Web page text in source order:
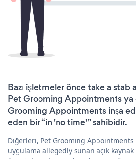
Bazı işletmeler önce take a stab
Pet Grooming Appointments ya
Grooming Appointments inşa
eden bir “in 'no time'” sahibidir.
Diğerleri, Pet Grooming Appointments
uygulama allegedly sunan açık